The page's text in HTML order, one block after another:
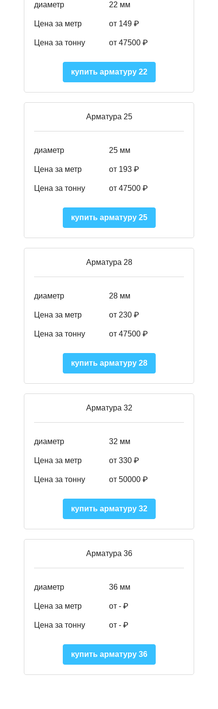
диаметр 22 мм
Цена за метр от 149 ₽
Цена за тонну от 47500 ₽
купить арматуру 22
Арматура 25
диаметр 25 мм
Цена за метр от 193 ₽
Цена за тонну от 47500 ₽
купить арматуру 25
Арматура 28
диаметр 28 мм
Цена за метр от 230 ₽
Цена за тонну от 47500 ₽
купить арматуру 28
Арматура 32
диаметр 32 мм
Цена за метр от 330 ₽
Цена за тонну от 50000 ₽
купить арматуру 32
Арматура 36
диаметр 36 мм
Цена за метр от - ₽
Цена за тонну от - ₽
купить арматуру 36